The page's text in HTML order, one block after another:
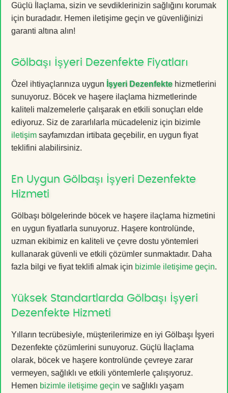
Güçlü İlaçlama, sizin ve sevdiklerinizin sağlığını korumak
için buradadır. Hemen iletişime geçin ve güvenliğinizi
garanti altına alın!
Gölbaşı İşyeri Dezenfekte Fiyatları
Özel ihtiyaçlarınıza uygun İşyeri Dezenfektehizmetlerini
sunuyoruz. Böcek ve haşere ilaçlama hizmetlerinde
kaliteli malzemelerle çalışarak en etkili sonuçları elde
ediyoruz. Siz de zararlılarla mücadeleniz için bizimle
iletişim sayfamızdan irtibata geçebilir, en uygun fiyat
teklifini alabilirsiniz.
En Uygun Gölbaşı İşyeri Dezenfekte
Hizmeti
Gölbaşı bölgelerinde böcek ve haşere ilaçlama hizmetini
en uygun fiyatlarla sunuyoruz. Haşere kontrolünde,
uzman ekibimiz en kaliteli ve çevre dostu yöntemleri
kullanarak güvenli ve etkili çözümler sunmaktadır. Daha
fazla bilgi ve fiyat teklifi almak için bizimle iletişime geçin.
Yüksek Standartlarda Gölbaşı İşyeri
Dezenfekte Hizmeti
Yılların tecrübesiyle, müşterilerimize en iyi Gölbaşı İşyeri
Dezenfekte çözümlerini sunuyoruz. Güçlü İlaçlama
olarak, böcek ve haşere kontrolünde çevreye zarar
vermeyen, sağlıklı ve etkili yöntemlerle çalışıyoruz.
Hemen bizimle iletişime geçin ve sağlıklı yaşam